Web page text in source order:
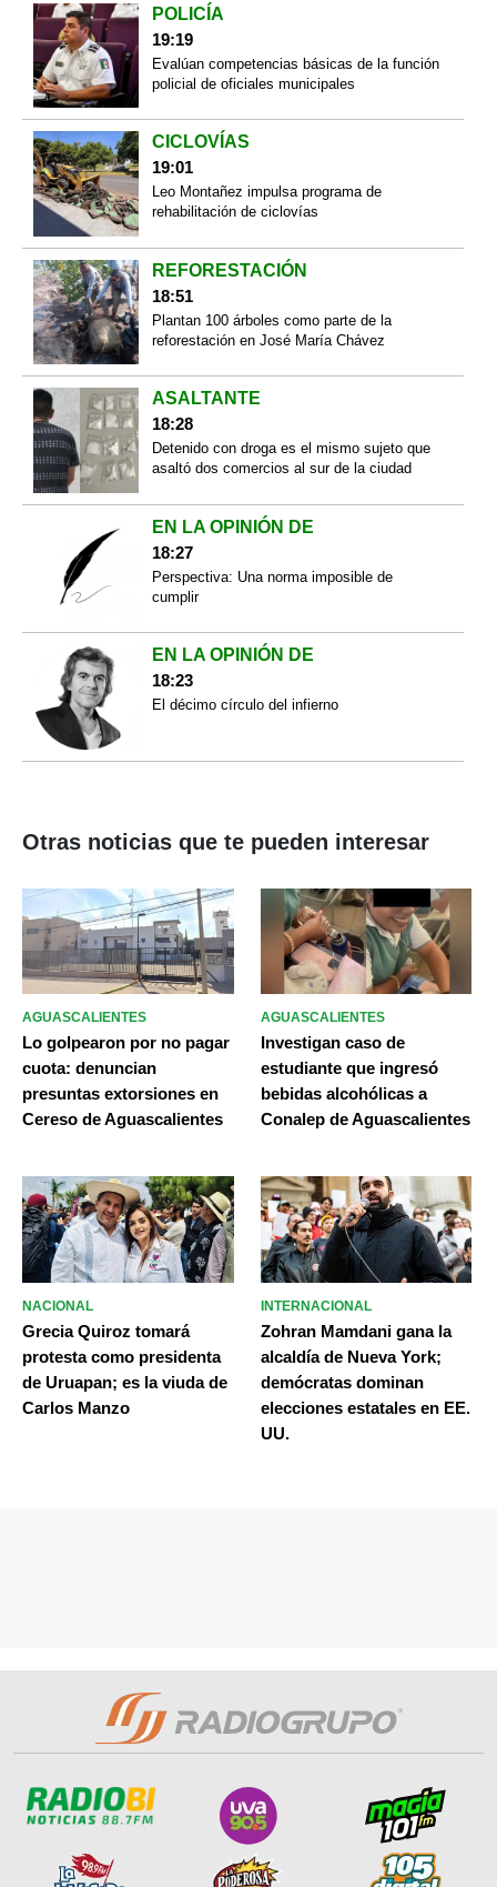
POLICÍA
19:19
Evalúan competencias básicas de la función
policial de oficiales municipales
CICLOVÍAS
19:01
Leo Montañez impulsa programa de
rehabilitación de ciclovías
REFORESTACIÓN
18:51
Plantan 100 árboles como parte de la
reforestación en José María Chávez
ASALTANTE
18:28
Detenido con droga es el mismo sujeto que
asaltó dos comercios al sur de la ciudad
EN LA OPINIÓN DE
18:27
Perspectiva: Una norma imposible de
cumplir
EN LA OPINIÓN DE
18:23
El décimo círculo del infierno
Otras noticias que te pueden interesar
AGUASCALIENTES
Lo golpearon por no pagar
cuota: denuncian
presuntas extorsiones en
Cereso de Aguascalientes
AGUASCALIENTES
Investigan caso de
estudiante que ingresó
bebidas alcohólicas a
Conalep de Aguascalientes
NACIONAL
Grecia Quiroz tomará
protesta como presidenta
de Uruapan; es la viuda de
Carlos Manzo
INTERNACIONAL
Zohran Mamdani gana la
alcaldía de Nueva York;
demócratas dominan
elecciones estatales en EE.
UU.